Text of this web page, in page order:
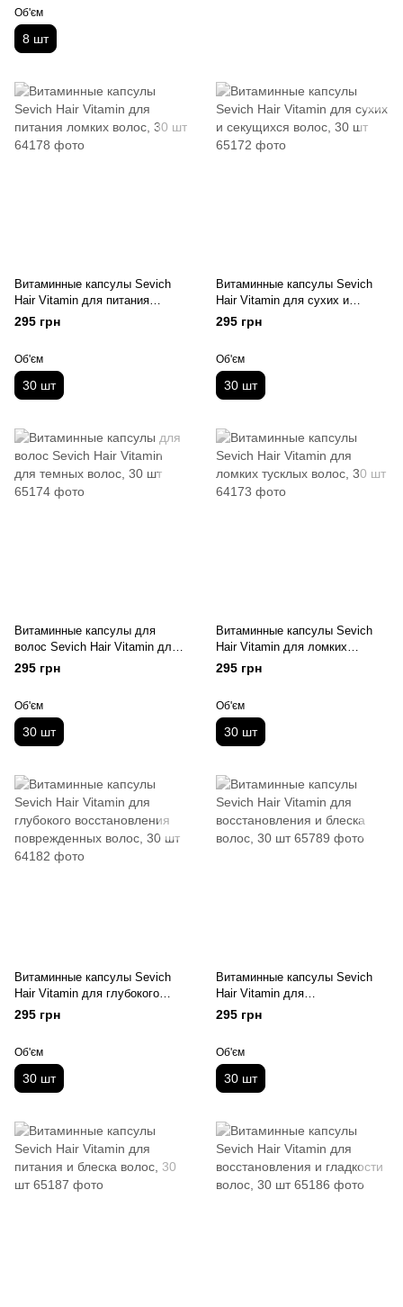
Об'єм
8 шт
Витаминные капсулы Sevich
Hair Vitamin для питания
ломких волос, 30 шт
295 грн
Об'єм
30 шт
Витаминные капсулы Sevich
Hair Vitamin для сухих и
секущихся волос, 30 шт
295 грн
Об'єм
30 шт
Витаминные капсулы для
волос Sevich Hair Vitamin для
темных волос, 30 шт
295 грн
Об'єм
30 шт
Витаминные капсулы Sevich
Hair Vitamin для ломких
тусклых волос, 30 шт
295 грн
Об'єм
30 шт
Витаминные капсулы Sevich
Hair Vitamin для глубокого
восстановления поврежденных
волос, 30 шт
295 грн
Об'єм
30 шт
Витаминные капсулы Sevich
Hair Vitamin для
восстановления и блеска
волос, 30 шт
295 грн
Об'єм
30 шт